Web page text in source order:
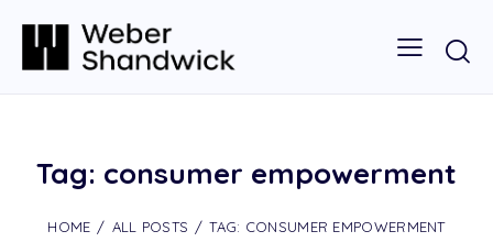
Tag: consumer empowerment
HOME ALL POSTS TAG: CONSUMER EMPOWERMENT